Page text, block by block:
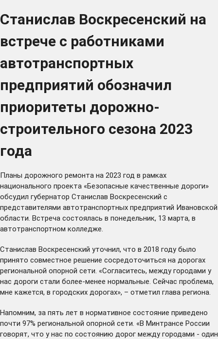
Станислав Воскресенский на
встрече с работниками
автотранспортных
предприятий обозначил
приоритеты дорожно-
строительного сезона 2023
года
Планы дорожного ремонта на 2023 год в рамках
национального проекта «Безопасные качественные дороги»
обсудил губернатор Станислав Воскресенский с
представителями автотранспортных предприятий Ивановской
области. Встреча состоялась в понедельник, 13 марта, в
автотранспортном колледже.
Станислав Воскресенский уточнил, что в 2018 году было
принято совместное решение сосредоточиться на дорогах
региональной опорной сети. «Согласитесь, между городами у
нас дороги стали более-менее нормальные. Сейчас проблема,
мне кажется, в городских дорогах», – отметил глава региона.
Напомним, за пять лет в нормативное состояние приведено
почти 97% региональной опорной сети. «В Минтрансе России
говорят, что у нас по состоянию дорог между городами - один